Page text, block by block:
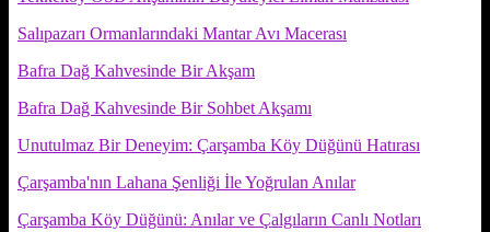
Salıpazarı Ormanlarındaki Mantar Avı Macerası
Bafra Dağ Kahvesinde Bir Akşam
Bafra Dağ Kahvesinde Bir Sohbet Akşamı
Unutulmaz Bir Deneyim: Çarşamba Köy Düğünü Hatırası
Çarşamba'nın Lahana Şenliği İle Yoğrulan Anılar
Çarşamba Köy Düğünü: Anılar ve Çalgıların Canlı Notları